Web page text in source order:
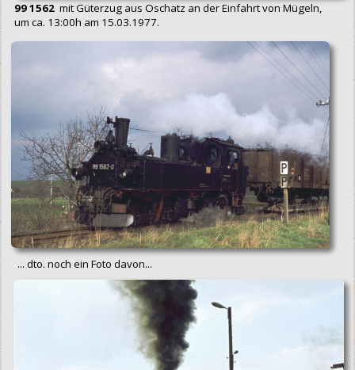
99 1562 mit Güterzug aus Oschatz an der Einfahrt von Mügeln,
um ca. 13:00h am 15.03.1977.
... dto. noch ein Foto davon...